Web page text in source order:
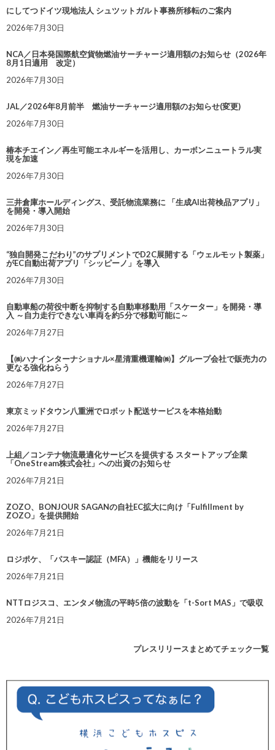
にしてつドイツ現地法人 シュツットガルト事務所移転のご案内
2026年7月30日
NCA／日本発国際航空貨物燃油サーチャージ適用額のお知らせ（2026年
8月1日適用 改定）
2026年7月30日
JAL／2026年8月前半 燃油サーチャージ適用額のお知らせ(変更)
2026年7月30日
椿本チエイン／再生可能エネルギーを活用し、カーボンニュートラル実
現を加速
2026年7月30日
三井倉庫ホールディングス、受託物流業務に 「生成AI出荷検品アプリ」
を開発・導入開始
2026年7月30日
“独自開発こだわり”のサプリメントでD2C展開する「ウェルモット製薬」
がEC自動出荷アプリ「シッピーノ」を導入
2026年7月30日
自動車船の荷役中断を抑制する自動車移動用「スケーター」を開発・導
入 ～自力走行できない車両を約5分で移動可能に～
2026年7月27日
【㈱ハナインターナショナル×星清重機運輸㈱】グループ会社で販売力の
更なる強化ねらう
2026年7月27日
東京ミッドタウン八重洲でロボット配送サービスを本格始動
2026年7月27日
上組／コンテナ物流最適化サービスを提供する スタートアップ企業
「OneStream株式会社」への出資のお知らせ
2026年7月21日
ZOZO、BONJOUR SAGANの自社EC拡大に向け「Fulfillment by
ZOZO」を提供開始
2026年7月21日
ロジポケ、「パスキー認証（MFA）」機能をリリース
2026年7月21日
NTTロジスコ、エンタメ物流の平時5倍の波動を「t-Sort MAS」で吸収
2026年7月21日
プレスリリースまとめてチェック一覧